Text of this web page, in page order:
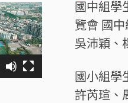
國中組學
覽會 國
吳沛穎、
國小組學
許芮瑄、